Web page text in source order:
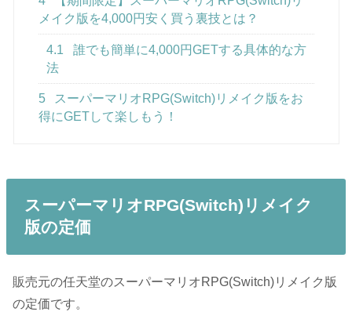
メイク版を4,000円安く買う裏技とは？
4.1
誰でも簡単に4,000円GETする具体的な方
法
5
スーパーマリオRPG(Switch)リメイク版をお
得にGETして楽しもう！
スーパーマリオRPG(Switch)リメイク
版の定価
販売元の任天堂のスーパーマリオRPG(Switch)リメイク版
の定価です。